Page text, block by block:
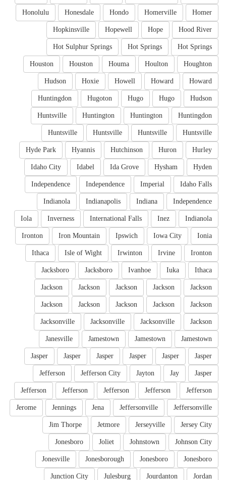
Homer
Homerville
Hondo
Honesdale
Honolulu
Hood River
Hope
Hopewell
Hopkinsville
Hot Springs
Hot Springs
Hot Sulphur Springs
Houghton
Houlton
Houma
Houston
Houston
Howard
Howard
Howell
Hoxie
Hudson
Hudson
Hugo
Hugo
Hugoton
Huntingdon
Huntingdon
Huntington
Huntington
Huntsville
Huntsville
Huntsville
Huntsville
Huntsville
Hurley
Huron
Hutchinson
Hyannis
Hyde Park
Hyden
Hysham
Ida Grove
Idabel
Idaho City
Idaho Falls
Imperial
Independence
Independence
Independence
Indiana
Indianapolis
Indianola
Indianola
Inez
International Falls
Inverness
Iola
Ionia
Iowa City
Ipswich
Iron Mountain
Ironton
Ironton
Irvine
Irwinton
Isle of Wight
Ithaca
Ithaca
Iuka
Ivanhoe
Jacksboro
Jacksboro
Jackson
Jackson
Jackson
Jackson
Jackson
Jackson
Jackson
Jackson
Jackson
Jackson
Jackson
Jacksonville
Jacksonville
Jacksonville
Jamestown
Jamestown
Jamestown
Janesville
Jasper
Jasper
Jasper
Jasper
Jasper
Jasper
Jasper
Jay
Jayton
Jefferson City
Jefferson
Jefferson
Jefferson
Jefferson
Jefferson
Jefferson
Jeffersonville
Jeffersonville
Jena
Jennings
Jerome
Jersey City
Jerseyville
Jetmore
Jim Thorpe
Johnson City
Johnstown
Joliet
Jonesboro
Jonesboro
Jonesboro
Jonesborough
Jonesville
Jordan
Jourdanton
Julesburg
Junction City